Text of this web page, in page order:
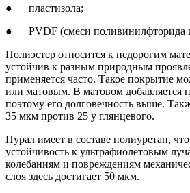
● пластизола;
● PVDF (смеси поливинилфторида
Полиэстер относится к недорогим
устойчив к разным природным
применяется часто. Такое покрытие
или матовым. В матовом добавляется
поэтому его долговечность выше.
35 мкм против 25 у глянцевого.
Пурал имеет в составе полиуретан,
устойчивость к ультрафиолетовым
колебаниям и повреждениям
слоя здесь достигает 50 мкм.